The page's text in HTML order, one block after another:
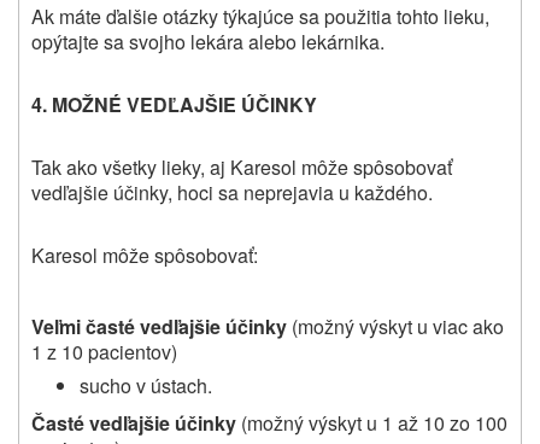
Ak máte ďalšie otázky týkajúce sa použitia tohto lieku,
opýtajte sa svojho lekára alebo lekárnika.
4. MOŽNÉ VEDĽAJŠIE ÚČINKY
Tak ako všetky lieky, aj Karesol môže spôsobovať
vedľajšie účinky, hoci sa neprejavia u každého.
Karesol môže spôsobovať:
Veľmi časté vedľajšie účinky (možný výskyt u viac ako
1 z 10 pacientov)
sucho v ústach.
Časté vedľajšie účinky (možný výskyt u 1 až 10 zo 100